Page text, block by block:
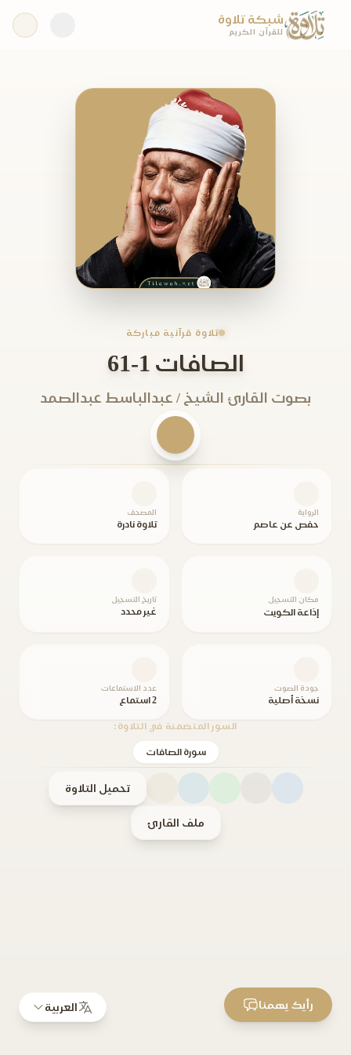
شبكة تلاوة
للقرآن الكريم
تلاوة قرآنية مباركة
الصافات 1-61
بصوت القارئ الشيخ / عبدالباسط عبدالصمد
الرواية
حفص عن عاصم
المصحف
تلاوة نادرة
مكان التسجيل
إذاعة الكويت
تاريخ التسجيل
غير محدد
جودة الصوت
نسخة أصلية
عدد الاستماعات
2 استماع
السور المتضمنة في التلاوة:
سورة الصافات
تحميل التلاوة
ملف القارئ
العربية رأيك يهمنا